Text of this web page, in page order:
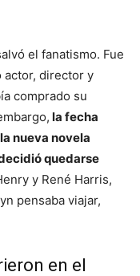
el fanatismo. Fue
actor, director y
comprado su
la fecha
nueva novela
quedarse
y René Harris,
pensaba viajar,
en el